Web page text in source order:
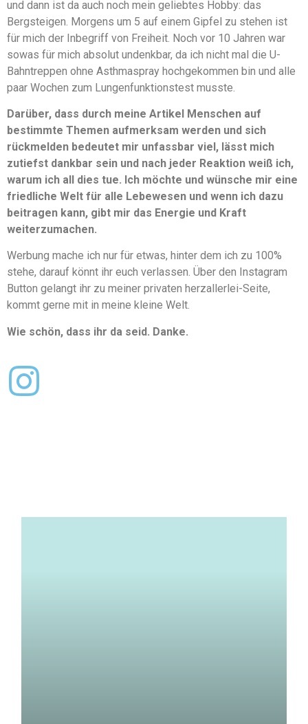
und dann ist da auch noch mein geliebtes Hobby: das
Bergsteigen. Morgens um 5 auf einem Gipfel zu stehen ist
für mich der Inbegriff von Freiheit. Noch vor 10 Jahren war
sowas für mich absolut undenkbar, da ich nicht mal die U-
Bahntreppen ohne Asthmaspray hochgekommen bin und alle
paar Wochen zum Lungenfunktionstest musste.
Darüber, dass durch meine Artikel Menschen auf
bestimmte Themen aufmerksam werden und sich
rückmelden bedeutet mir unfassbar viel, lässt mich
zutiefst dankbar sein und nach jeder Reaktion weiß ich,
warum ich all dies tue. Ich möchte und wünsche mir eine
friedliche Welt für alle Lebewesen und wenn ich dazu
beitragen kann, gibt mir das Energie und Kraft
weiterzumachen.
Werbung mache ich nur für etwas, hinter dem ich zu 100%
stehe, darauf könnt ihr euch verlassen. Über den Instagram
Button gelangt ihr zu meiner privaten herzallerlei-Seite,
kommt gerne mit in meine kleine Welt.
Wie schön, dass ihr da seid. Danke.